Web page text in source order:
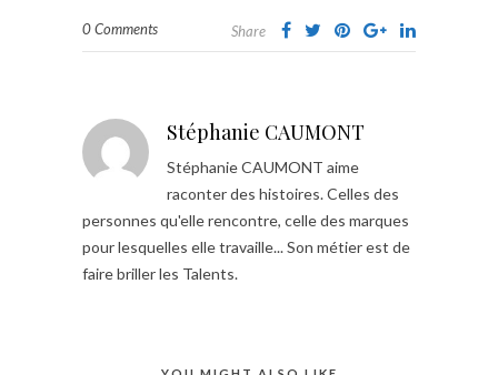
0 Comments Share
Stéphanie CAUMONT
Stéphanie CAUMONT aime
raconter des histoires. Celles des
personnes qu'elle rencontre, celle des marques
pour lesquelles elle travaille... Son métier est de
faire briller les Talents.